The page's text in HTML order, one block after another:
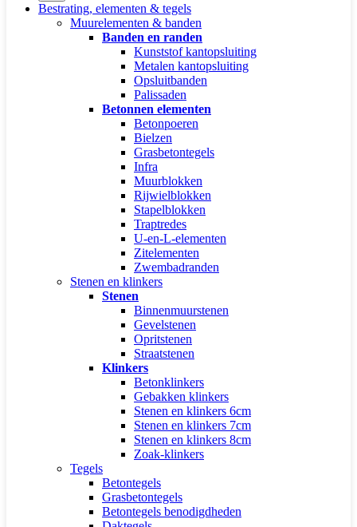
Bestrating, elementen & tegels
Muurelementen & banden
Banden en randen
Kunststof kantopsluiting
Metalen kantopsluiting
Opsluitbanden
Palissaden
Betonnen elementen
Betonpoeren
Bielzen
Grasbetontegels
Infra
Muurblokken
Rijwielblokken
Stapelblokken
Traptredes
U-en-L-elementen
Zitelementen
Zwembadranden
Stenen en klinkers
Stenen
Binnenmuurstenen
Gevelstenen
Opritstenen
Straatstenen
Klinkers
Betonklinkers
Gebakken klinkers
Stenen en klinkers 6cm
Stenen en klinkers 7cm
Stenen en klinkers 8cm
Zoak-klinkers
Tegels
Betontegels
Grasbetontegels
Betontegels benodigdheden